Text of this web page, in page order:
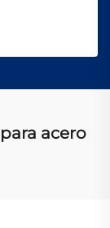
acero